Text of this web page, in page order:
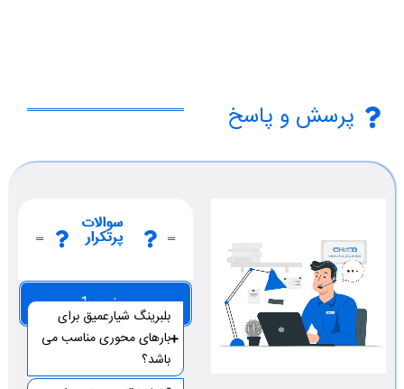
پرسش و پاسخ
سوالات
پرتکرار
صفحه 1
بلبرینگ شیارعمیق برای
بارهای محوری مناسب می
باشد؟